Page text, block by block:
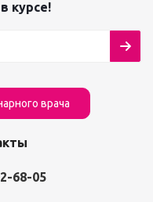
курсе!
врача
68-05